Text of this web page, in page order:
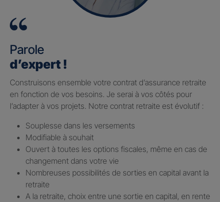
Parole
d’expert !
Construisons ensemble votre contrat d’assurance retraite
en fonction de vos besoins. Je serai à vos côtés pour
l’adapter à vos projets. Notre contrat retraite est évolutif :
Souplesse dans les versements
Modifiable à souhait
Ouvert à toutes les options fiscales, même en cas de
changement dans votre vie
Nombreuses possibilités de sorties en capital avant la
retraite
A la retraite, choix entre une sortie en capital, en rente